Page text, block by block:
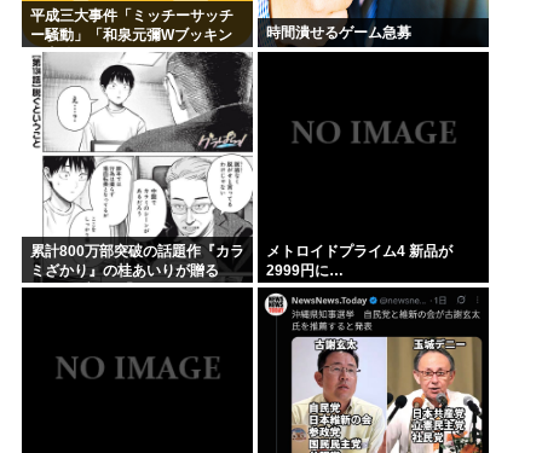
平成三大事件「ミッチーサッチ
ー騒動」「和泉元彌Wブッキン
グ事件」あとひとつは？
時間潰せるゲーム急募
累計800万部突破の話題作『カラ
ミざかり』の桂あいりが贈る
NTRラブコメ「グラぱら
メトロイドプライム4 新品が
2999円に…